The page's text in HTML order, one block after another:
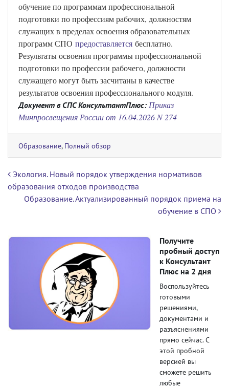
обучение по программам профессиональной
подготовки по профессиям рабочих, должностям
служащих в пределах освоения образовательных
программ СПО предоставляется бесплатно.
Результаты освоения программы профессиональной
подготовки по профессии рабочего, должности
служащего могут быть засчитаны в качестве
результатов освоения профессионального модуля.
Документ в СПС КонсультантПлюс: Приказ
Минпросвещения России от 16.04.2026 N 274
Образование, Полный обзор
Навигация по записям
Экология. Новый порядок утверждения нормативов
образования отходов производства
Образование. Актуализированный порядок приема на
обучение в СПО
Получите
пробный доступ
к Консультант
Плюс на 2 дня
Воспользуйтесь
готовыми
решениями,
документами и
разъяснениями
прямо сейчас. С
этой пробной
версией вы
сможете решить
любые